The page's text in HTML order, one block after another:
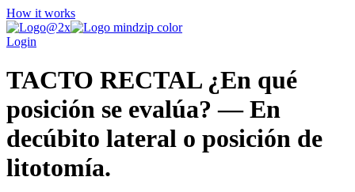
How it works
Login
TACTO RECTAL ¿En qué
posición se evalúa? — En
decúbito lateral o posición de
litotomía.